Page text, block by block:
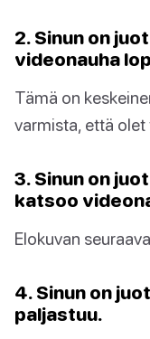
2. Sinun on
videonauha
Tämä on
varmista, että olet
3. Sinun on
katsoo
Elokuvan
4. Sinun on
paljastuu.